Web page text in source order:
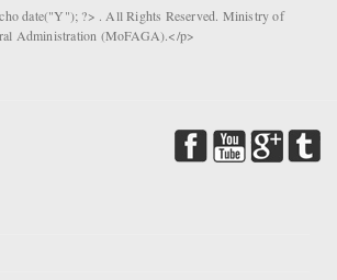
date("Y"); ?> . All Rights Reserved. Ministry of
Administration (MoFAGA).</p>